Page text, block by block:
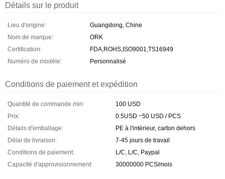
Détails sur le produit
Lieu d'origine:
Guangdong, Chine
Nom de marque:
ORK
Certification:
FDA,ROHS,ISO9001,TS16949
Numéro de modèle:
Personnalisé
Conditions de paiement et expédition
Quantité de commande min:
100 USD
Prix:
0.5USD ~50 USD / PCS
Détails d'emballage:
PE à l'intérieur, carton dehors
Délai de livraison:
7-45 jours de travail
Conditions de paiement:
L/C, L/C, Paypal
Capacité d'approvisionnement:
30000000 PCS/mois